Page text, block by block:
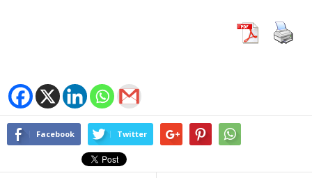
Facebook Twitter